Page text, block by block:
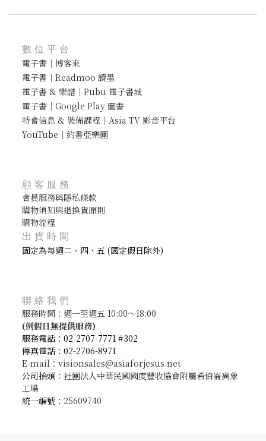
數位平台
電子書｜博客來
電子書｜Readmoo 讀墨
電子書 & 樂譜｜Pubu 電子書城
電子書｜Google Play 圖書
特會信息 & 裝備課程｜Asia TV 影音平台
YouTube｜約書亞樂團
顧客服務
會員服務與隱私條款
購物須知與退換貨原則
購物流程
出貨時間
固定為每週二、四、五 (國定假日除外)
聯絡我們
服務時間：週一至週五 10:00～18:00
(例假日無提供服務)
服務電話：02-2707-7771 #302
傳真電話：02-2706-8971
E-mail：visionsales@asiaforjesus.net
公司抬頭： 社團法人中華民國國度豐收協會附屬希伯崙異象
工場
統一編號： 25609740